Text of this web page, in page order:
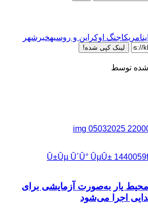
امریکاجنگ اوکراین و روسیهخبرشهر
لینک کپی شده!
شده توسط
یار به‌صورت آزمایشی برای
اجرا می‌شود